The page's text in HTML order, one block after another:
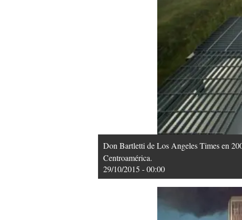
Don Bartletti de Los Angeles Times en
Centroamérica.
29/10/2015 - 00:00